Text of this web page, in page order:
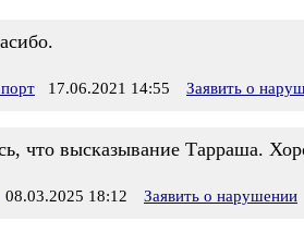
17.06.2021 14:55 Заявить о
что высказывание Тарраша.
08.03.2025 18:12 Заявить о нарушении